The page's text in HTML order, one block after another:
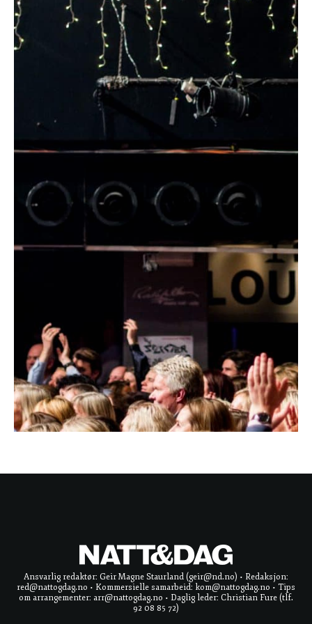
Ansvarlig redaktør: Geir Magne Staurland (geir@nd.no) • Redaksjon:
red@nattogdag.no • Kommersielle samarbeid: kom@nattogdag.no • Tips
om arrangementer: arr@nattogdag.no • Daglig leder: Christian Fure (tlf.
92 08 85 72)